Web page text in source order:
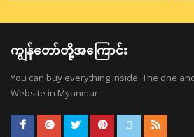
ကျွန်တော်တို့အကြောင်း
You can buy everything inside. The one
Website in Myanmar